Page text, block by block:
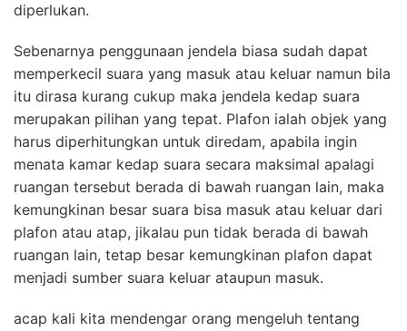
diperlukan.
Sebenarnya penggunaan jendela biasa sudah dapat
memperkecil suara yang masuk atau keluar namun bila
itu dirasa kurang cukup maka jendela kedap suara
merupakan pilihan yang tepat. Plafon ialah objek yang
harus diperhitungkan untuk diredam, apabila ingin
menata kamar kedap suara secara maksimal apalagi
ruangan tersebut berada di bawah ruangan lain, maka
kemungkinan besar suara bisa masuk atau keluar dari
plafon atau atap, jikalau pun tidak berada di bawah
ruangan lain, tetap besar kemungkinan plafon dapat
menjadi sumber suara keluar ataupun masuk.
acap kali kita mendengar orang mengeluh tentang